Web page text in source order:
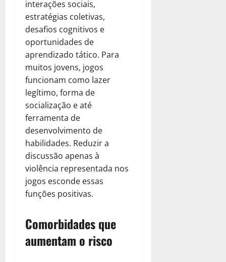
interações sociais,
estratégias coletivas,
desafios cognitivos e
oportunidades de
aprendizado tático. Para
muitos jovens, jogos
funcionam como lazer
legítimo, forma de
socialização e até
ferramenta de
desenvolvimento de
habilidades. Reduzir a
discussão apenas à
violência representada nos
jogos esconde essas
funções positivas.
Comorbidades que
aumentam o risco